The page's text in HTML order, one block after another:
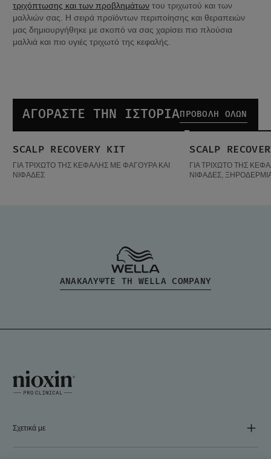
τριχόπτωσης και των προβλημάτων του τριχωτού και των
μαλλιών σας. Η σειρά προϊόντων περιποίησης και θεραπειών
μας δημιουργήθηκε με σκοπό να σας χαρίσει πιο πλούσια
μαλλιά και πιο υγιές τριχωτό της κεφαλής.
ΑΓΟΡΑΣΤΕ ΤΗΝ ΙΣΤΟΡΙΑΠΡΟΒΟΛΉ ΌΛΩΝ
Scalp Recovery Kit
ΔΗΜΟΦΙΛΉ ΠΡΟΪΌΝΤΑ
SCALP RECOVERY KIT
ΓΙΑ ΤΡΙΧΩΤΟ ΤΗΣ ΚΕΦΑΛΗΣ ΜΕ ΦΑΓΟΥΡΑ ΚΑΙ
ΝΙΦΑΔΕΣ
Scalp Recovery Shampoo
SCALP
ΓΙΑ ΤΡΙΧΩΤΟ ΤΗΣ
ΝΙΦΑΔΕΣ,
ΑΝΑΚΑΛΥΨΤΕ ΤΗ WELLA COMPANY
Σχετικά με